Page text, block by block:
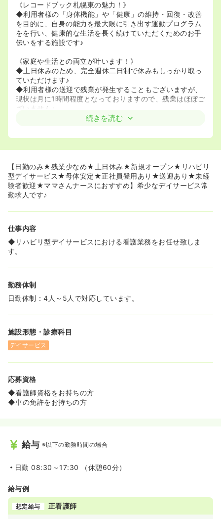
《レコードブック札幌東の魅力！》
◆利用者様の「身体機能」や「健康」の維持・回復・改善
を目的に、自身の能力を最大限に引き出す運動プログラム
をを行い、健康的な生活を長く続けていただくためのお手
伝いをする施設です♪
《家庭や生活との両立が叶います！》
◆土日休みのため、完全週休二日制で休みもしっかり取っ
ていただけます♪
◆利用者様の送迎で残業が発生することもございますが、
現状は月に1時間程度となっておりますので、残業はほぼご
ざいません♪
◆日勤のみの勤務ですので、お子様のお迎えにも間に合い
能が回復していく様子を一緒に喜び合う事ができる、とて
もやりがいのあるお仕事です♪
◆バイタルチェックの結果等の事務業務もありますが、少
数スタッフ皆でスタッフ間で協力し合い、日々業務に取り
◆お仕事の内容は主に利用者様の体調管理と機能訓練の補
助です！
ュアルがございます♪
る方ですので、介助の負担も少なく、ブランクがある方で
も安心してお仕事をすることが可能です♪
《常に明るく元気で人と接するのが大好きなスタッフがご
◆レコードブック札幌東のスタッフは、人と接することが
大好きな人ばかりです♪
◆利用者様がより楽しく、より自分らしさをデイサービス
での運動によって実現することを大切にしています♪
続きを読む
【日勤のみ★残業少なめ★土日休み★新規オープン★リハビリ
型デイサービス★母体安定★正社員登用あり★送迎あり★未経
験者歓迎★ママさんナースにおすすめ】希少なデイサービス常
勤求人です♪
仕事内容
◆リハビリ型デイサービスにおける看護業務をお任せ致しま
す。
勤務体制
日勤体制：4人～5人で対応しています。
施設形態・診療科目
デイサービス
応募資格
◆看護師資格をお持ちの方
◆車の免許をお持ちの方
給与 ※以下の勤務時間の場合
日勤 08:30～17:30 （休憩60分）
給与例
想定給与 正看護師